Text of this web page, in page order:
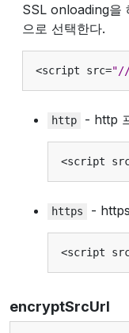
SSL onloading을
으로 선택한다.
<script src="//
http - http
<script
https -
<script
encryptSrcUrl